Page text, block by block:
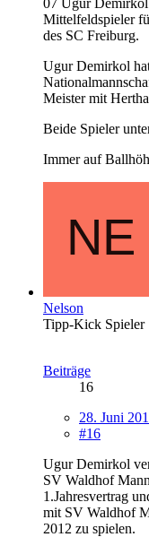
Mittelfeldspieler
des SC Freiburg.
Ugur Demirkol
Meister mit
Beide Spieler
Immer auf
Nelson
Tipp-Kick Spieler
Beiträge
16
28. Juni
#16
Ugur Demirkol
SV Waldhof
1.Jahresvertrag
mit SV Waldhof
2012 zu spielen.